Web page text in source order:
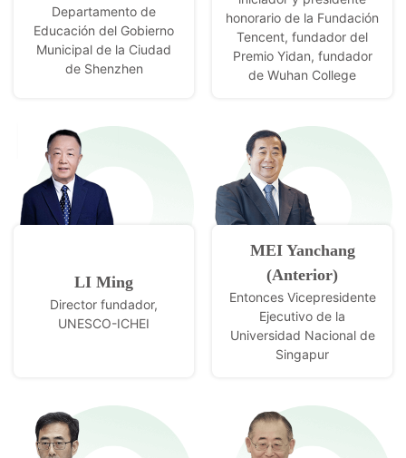
Departamento de
Educación del Gobierno
Municipal de la Ciudad
de Shenzhen
honorario de la Fundación
Tencent, fundador del
Premio Yidan, fundador
de Wuhan College
LI Ming
Director fundador,
UNESCO-ICHEI
MEI Yanchang
(Anterior)
Entonces Vicepresidente
Ejecutivo de la
Universidad Nacional de
Singapur